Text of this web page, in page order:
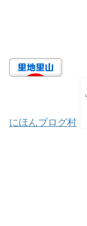
にほんブログ村